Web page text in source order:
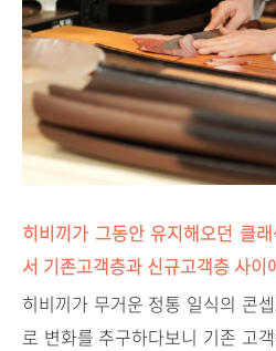
히비끼가 그동안 유지해오던 클
서 기존고객층과 신규고객층 사
히비끼가 무거운 정통 일식의 콘
로 변화를 추구하다보니 기존 고